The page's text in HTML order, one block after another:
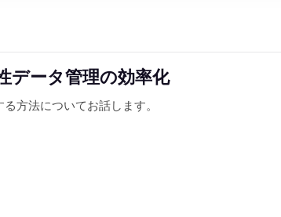
データ管理の効率化
方法についてお話します。